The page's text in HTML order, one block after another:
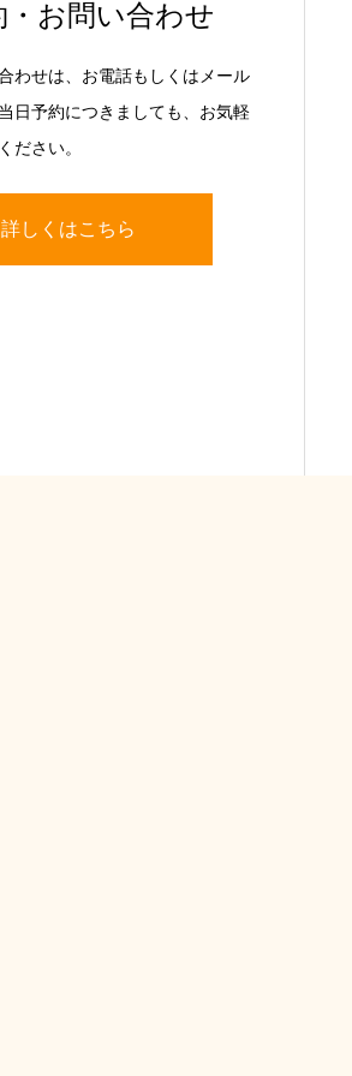
・お問い合わせ
わせは、お電話もしくはメール
日予約につきましても、お気軽
ださい。
詳しくはこちら